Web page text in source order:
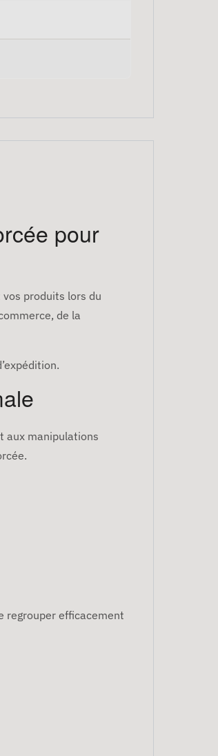
pour
produits lors du
de la
aux manipulations
regrouper efficacement